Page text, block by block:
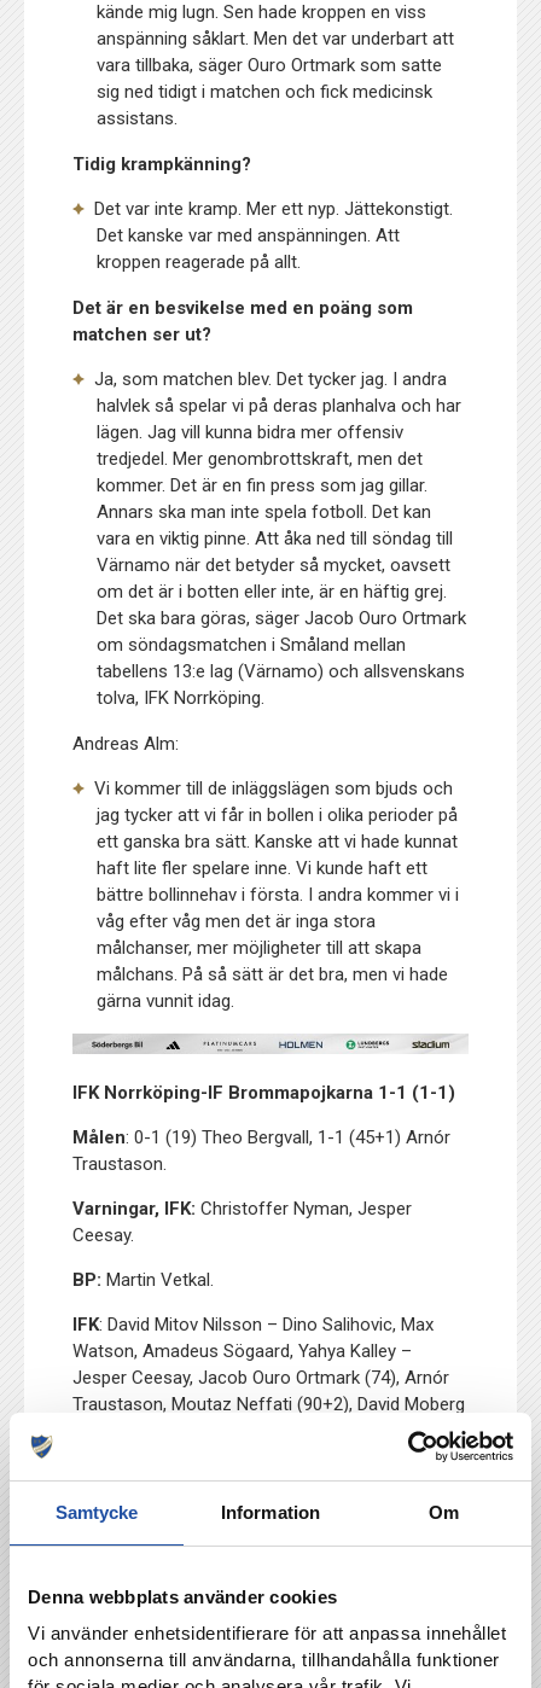
Samtycke Information Om
Denna webbplats använder cookies
Vi använder enhetsidentifierare för att anpassa innehållet
och annonserna till användarna, tillhandahålla funktioner
kände mig lugn. Sen hade kroppen en viss
anspänning såklart. Men det var underbart att
vara tillbaka, säger Ouro Ortmark som satte
sig ned tidigt i matchen och fick medicinsk
assistans.
Tidig krampkänning?
Det var inte kramp. Mer ett nyp. Jättekonstigt.
Det kanske var med anspänningen. Att
kroppen reagerade på allt.
Det är en besvikelse med en poäng som
matchen ser ut?
Ja, som matchen blev. Det tycker jag. I andra
halvlek så spelar vi på deras planhalva och har
lägen. Jag vill kunna bidra mer offensiv
tredjedel. Mer genombrottskraft, men det
kommer. Det är en fin press som jag gillar.
Annars ska man inte spela fotboll. Det kan
vara en viktig pinne. Att åka ned till söndag till
Värnamo när det betyder så mycket, oavsett
om det är i botten eller inte, är en häftig grej.
Det ska bara göras, säger Jacob Ouro Ortmark
om söndagsmatchen i Småland mellan
tabellens 13:e lag (Värnamo) och allsvenskans
tolva, IFK Norrköping.
Andreas Alm:
Vi kommer till de inläggslägen som bjuds och
jag tycker att vi får in bollen i olika perioder på
ett ganska bra sätt. Kanske att vi hade kunnat
haft lite fler spelare inne. Vi kunde haft ett
bättre bollinnehav i första. I andra kommer vi i
våg efter våg men det är inga stora
målchanser, mer möjligheter till att skapa
målchans. På så sätt är det bra, men vi hade
gärna vunnit idag.
IFK Norrköping-IF Brommapojkarna 1-1 (1-1)
Målen: 0-1 (19) Theo Bergvall, 1-1 (45+1) Arnór
Traustason.
Varningar, IFK:Christoffer Nyman, Jesper
Ceesay.
BP: Martin Vetkal.
IFK: David Mitov Nilsson – Dino Salihovic, Max
Watson, Amadeus Sögaard, Yahya Kalley –
Jesper Ceesay, Jacob Ouro Ortmark (74), Arnór
Traustason, Moutaz Neffati (90+2), David Moberg
Ersättare:Laorent Shabani (63), Vito
Hammershöy-Mistrati (74), Tim Prica (90+2),
Marcus Baggesen, Carl Björk, Anton Eriksson,
Domare:Joakim Östling.
Publik:5 521.